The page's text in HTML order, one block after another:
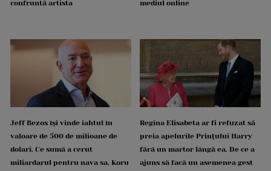
confruntă artista mediul online
Jeff Bezos își vinde iahtul în
valoare de 500 de milioane de
dolari. Ce sumă a cerut
miliardarul pentru nava sa, Koru
Regina Elisabeta ar fi refuzat să
preia apelurile Prințului Harry
fără un martor lângă ea. De ce a
ajuns să facă un asemenea gest